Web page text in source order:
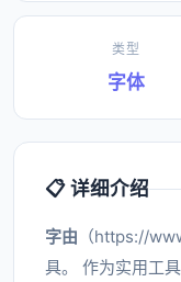
类型
字体
📋 详细介绍
字由 （https://
具。 作为实用工